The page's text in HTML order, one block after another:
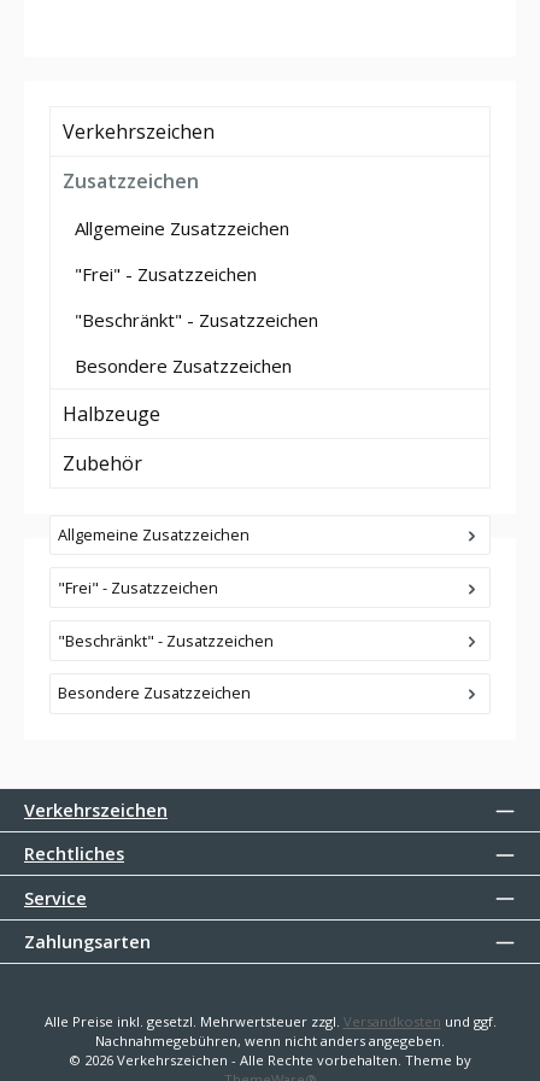
Verkehrszeichen
Zusatzzeichen
Allgemeine Zusatzzeichen
"Frei" - Zusatzzeichen
"Beschränkt" - Zusatzzeichen
Besondere Zusatzzeichen
Halbzeuge
Zubehör
Allgemeine Zusatzzeichen
"Frei" - Zusatzzeichen
"Beschränkt" - Zusatzzeichen
Besondere Zusatzzeichen
Verkehrszeichen
Rechtliches
Service
Zahlungsarten
Alle Preise inkl. gesetzl. Mehrwertsteuer zzgl. Versandkosten und ggf.
Nachnahmegebühren, wenn nicht anders angegeben.
© 2026 Verkehrszeichen - Alle Rechte vorbehalten. Theme by